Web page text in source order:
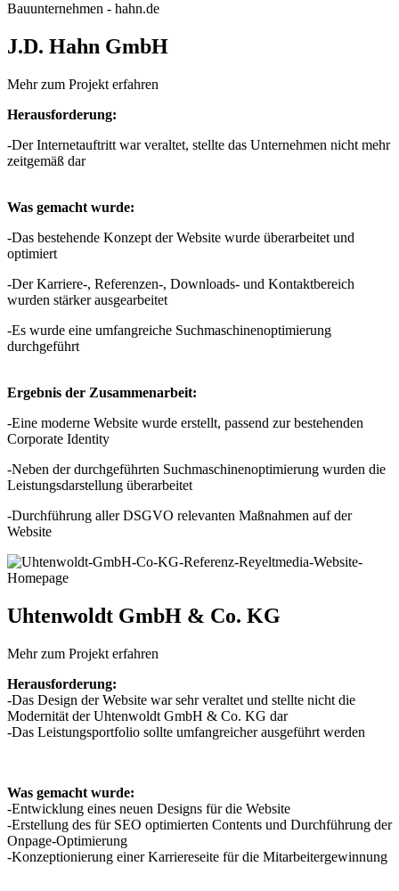
J.D. Hahn GmbH
Mehr zum Projekt erfahren
Herausforderung:
-Der Internetauftritt war veraltet, stellte das Unternehmen nicht mehr
zeitgemäß dar
Was gemacht wurde:
-Das bestehende Konzept der Website wurde überarbeitet und
optimiert
-Der Karriere-, Referenzen-, Downloads- und Kontaktbereich
wurden stärker ausgearbeitet
-Es wurde eine umfangreiche Suchmaschinenoptimierung
durchgeführt
Ergebnis der Zusammenarbeit:
-Eine moderne Website wurde erstellt, passend zur bestehenden
Corporate Identity
-Neben der durchgeführten Suchmaschinenoptimierung wurden die
Leistungsdarstellung überarbeitet
-Durchführung aller DSGVO relevanten Maßnahmen auf der
Website
Uhtenwoldt GmbH & Co. KG
Mehr zum Projekt erfahren
Herausforderung:
-Das Design der Website war sehr veraltet und stellte nicht die
Modernität der Uhtenwoldt GmbH & Co. KG dar
-Das Leistungsportfolio sollte umfangreicher ausgeführt werden
Was gemacht wurde:
-Entwicklung eines neuen Designs für die Website
-Erstellung des für SEO optimierten Contents und Durchführung der
Onpage-Optimierung
-Konzeptionierung einer Karriereseite für die Mitarbeitergewinnung